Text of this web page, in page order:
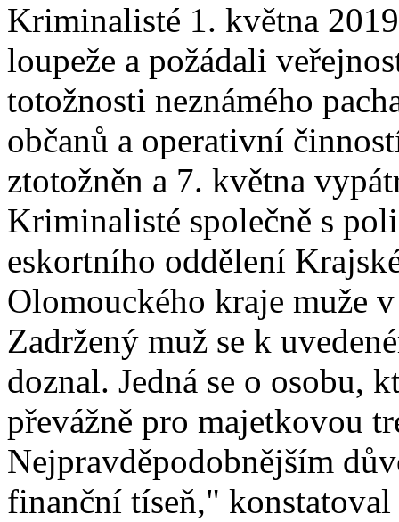
Kriminalisté 1. května
loupeže a požádali
totožnosti neznámého
občanů a operativní
ztotožněn a 7. května
Kriminalisté společně s
eskortního oddělení
Olomouckého kraje muže
Zadržený muž se k
doznal. Jedná se o osobu,
převážně pro majetkovou
Nejpravděpodobnějším
finanční tíseň,"